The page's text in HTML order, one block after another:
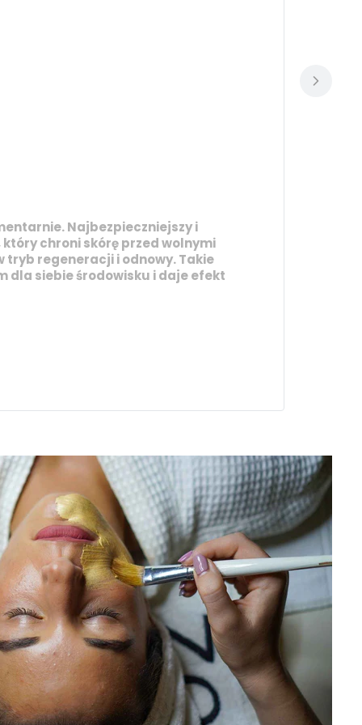
Najbezpieczniejszy i
chroni skórę przed wolnymi
regeneracji i odnowy. Takie
dla siebie środowisku i daje efekt